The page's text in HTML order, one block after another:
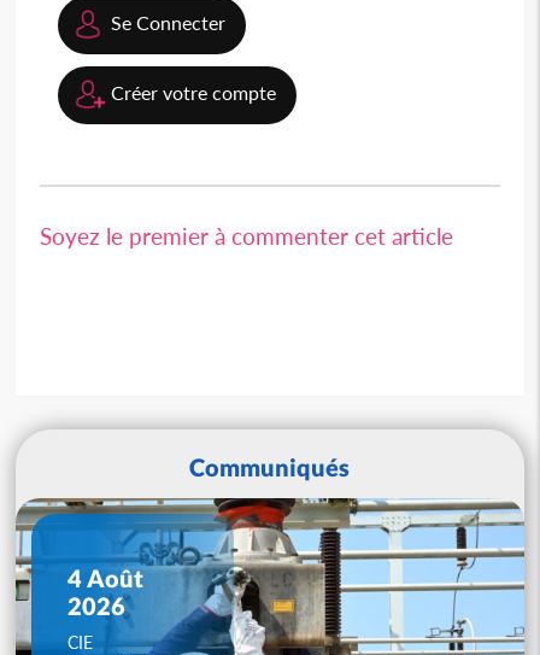
Se Connecter
Créer votre compte
Soyez le premier à commenter cet article
Communiqués
4 Août
2026
CIE